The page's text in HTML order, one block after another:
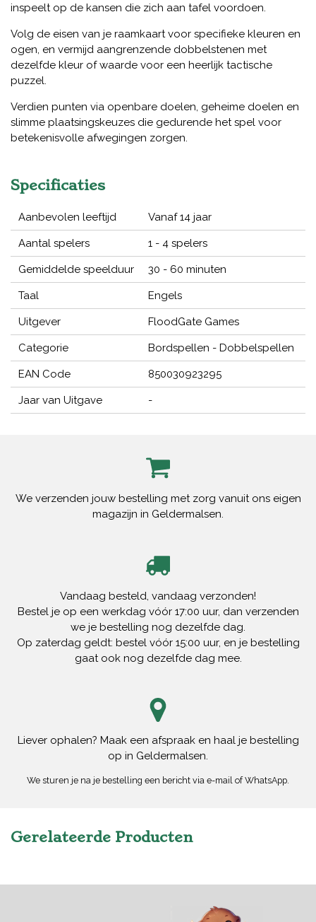
inspeelt op de kansen die zich aan tafel voordoen.
Volg de eisen van je raamkaart voor specifieke kleuren en
ogen, en vermijd aangrenzende dobbelstenen met
dezelfde kleur of waarde voor een heerlijk tactische
puzzel.
Verdien punten via openbare doelen, geheime doelen en
slimme plaatsingskeuzes die gedurende het spel voor
betekenisvolle afwegingen zorgen.
Specificaties
Aanbevolen leeftijd Vanaf 14 jaar
Aantal spelers 1 - 4 spelers
Gemiddelde speelduur 30 - 60 minuten
Taal Engels
Uitgever FloodGate Games
Categorie Bordspellen - Dobbelspellen
EAN Code 850030923295
Jaar van Uitgave -
We verzenden jouw bestelling met zorg vanuit ons eigen
magazijn in Geldermalsen.
Vandaag besteld, vandaag verzonden!
Bestel je op een werkdag vóór 17:00 uur, dan verzenden
we je bestelling nog dezelfde dag.
Op zaterdag geldt: bestel vóór 15:00 uur, en je bestelling
gaat ook nog dezelfde dag mee.
Liever ophalen? Maak een afspraak en haal je bestelling
op in Geldermalsen.
We sturen je na je bestelling een bericht via e-mail of WhatsApp.
Gerelateerde Producten